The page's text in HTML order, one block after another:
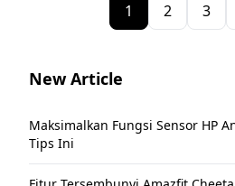
1 2 3
New Article
Maksimalkan Fungsi Sensor HP
Tips Ini